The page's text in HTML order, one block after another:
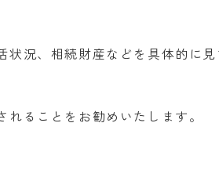
況、相続財産などを具体的に
ることをお勧めいたします。